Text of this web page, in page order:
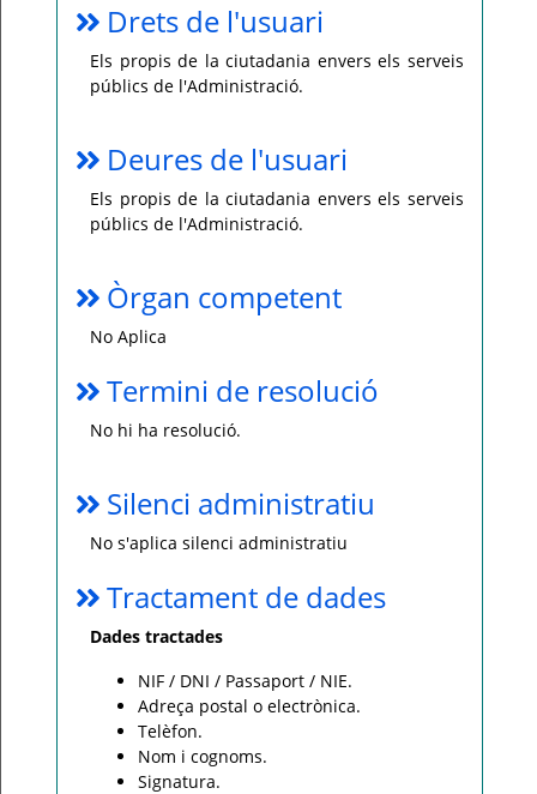
Drets de l'usuari
Els propis de la ciutadania envers els serveis
públics de l'Administració.
Deures de l'usuari
Els propis de la ciutadania envers els serveis
públics de l'Administració.
Òrgan competent
No Aplica
Termini de resolució
No hi ha resolució.
Silenci administratiu
No s'aplica silenci administratiu
Tractament de dades
Dades tractades
NIF / DNI / Passaport / NIE.
Adreça postal o electrònica.
Telèfon.
Nom i cognoms.
Signatura.